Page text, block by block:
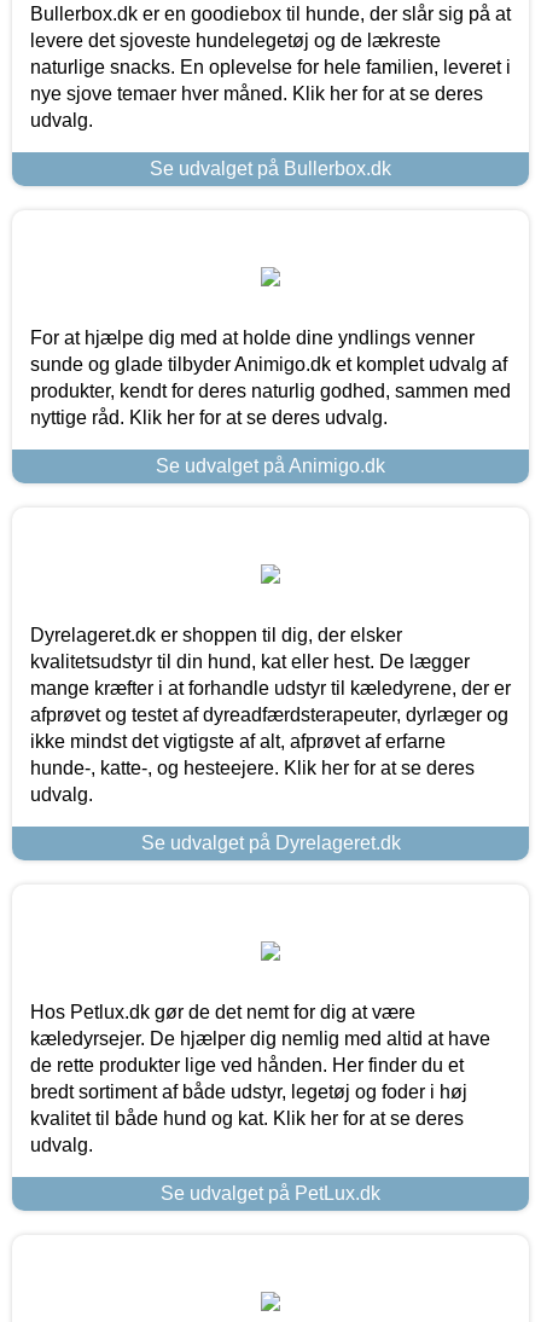
Bullerbox.dk er en goodiebox til hunde, der slår sig på at
levere det sjoveste hundelegetøj og de lækreste
naturlige snacks. En oplevelse for hele familien, leveret i
nye sjove temaer hver måned. Klik her for at se deres
udvalg.
Se udvalget på Bullerbox.dk
For at hjælpe dig med at holde dine yndlings venner
sunde og glade tilbyder Animigo.dk et komplet udvalg af
produkter, kendt for deres naturlig godhed, sammen med
nyttige råd. Klik her for at se deres udvalg.
Se udvalget på Animigo.dk
Dyrelageret.dk er shoppen til dig, der elsker
kvalitetsudstyr til din hund, kat eller hest. De lægger
mange kræfter i at forhandle udstyr til kæledyrene, der er
afprøvet og testet af dyreadfærdsterapeuter, dyrlæger og
ikke mindst det vigtigste af alt, afprøvet af erfarne
hunde-, katte-, og hesteejere. Klik her for at se deres
udvalg.
Se udvalget på Dyrelageret.dk
Hos Petlux.dk gør de det nemt for dig at være
kæledyrsejer. De hjælper dig nemlig med altid at have
de rette produkter lige ved hånden. Her finder du et
bredt sortiment af både udstyr, legetøj og foder i høj
kvalitet til både hund og kat. Klik her for at se deres
udvalg.
Se udvalget på PetLux.dk